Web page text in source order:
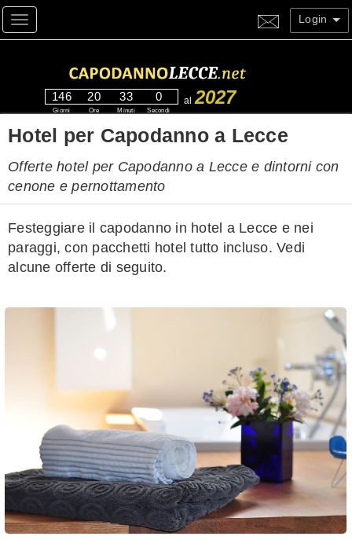
Toggle navigation Login
146
Giorni
20
Ore
32
Minuti
59
Secondi
al 2027
Hotel per Capodanno a Lecce
Offerte hotel per Capodanno a Lecce e dintorni con
cenone e pernottamento
Festeggiare il capodanno in hotel a Lecce e nei
paraggi, con pacchetti hotel tutto incluso. Vedi
alcune offerte di seguito.